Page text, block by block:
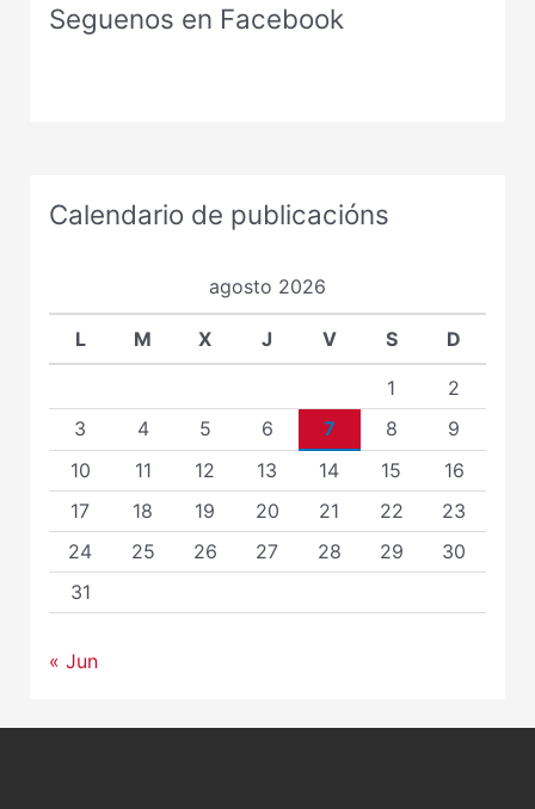
Seguenos en Facebook
Calendario de publicacións
agosto 2026
L M X J V S D
1
2
3
4 5 6 7 8
9
10
11 12 13 14 15
16
17
18 19 20 21 22
23
24
25 26 27 28 29
30
31
« Jun